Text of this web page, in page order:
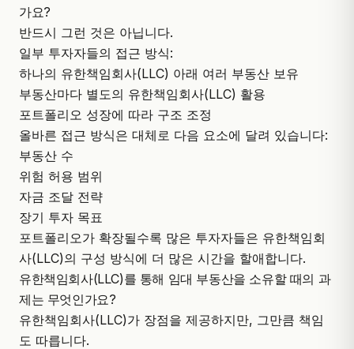
가요?
반드시 그런 것은 아닙니다.
일부 투자자들의 접근 방식:
하나의 유한책임회사(LLC) 아래 여러 부동산 보유
부동산마다 별도의 유한책임회사(LLC) 활용
포트폴리오 성장에 따라 구조 조정
올바른 접근 방식은 대체로 다음 요소에 달려 있습니다:
부동산 수
위험 허용 범위
자금 조달 전략
장기 투자 목표
포트폴리오가 확장될수록 많은 투자자들은 유한책임회
사(LLC)의 구성 방식에 더 많은 시간을 할애합니다.
유한책임회사(LLC)를 통해 임대 부동산을 소유할 때의 과
제는 무엇인가요?
유한책임회사(LLC)가 장점을 제공하지만, 그만큼 책임
도 따릅니다.